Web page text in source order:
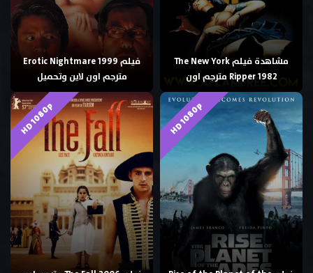
مشاهدة فيلم The New York
Ripper 1982 مترجم اون
فيلم Erotic Nightmare 1999
مترجم اون لاين وتحميل
HD 1080p
HD 1080p